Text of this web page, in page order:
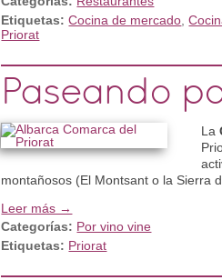
Etiquetas: Cocina de mercado ,
Priorat
Paseando
La
montañosos (El Montsant o la Sierra
Leer más →
Categorías: Por vino vine
Etiquetas: Priorat